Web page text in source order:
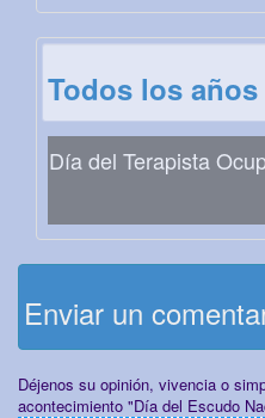
Todos los años
Día del Terapista
Enviar un
Déjenos su opinión, vivencia o
acontecimiento "Día del Escudo